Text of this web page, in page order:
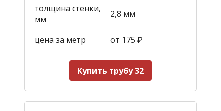
толщина стенки,
мм
2,8 мм
цена за метр от 175 ₽
Купить трубу 32